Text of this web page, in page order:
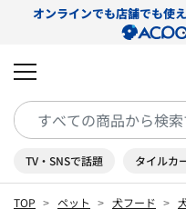
オンラインでも店舗でも使
TV・SNSで話題 タイルカ
TOP ペット 犬フード